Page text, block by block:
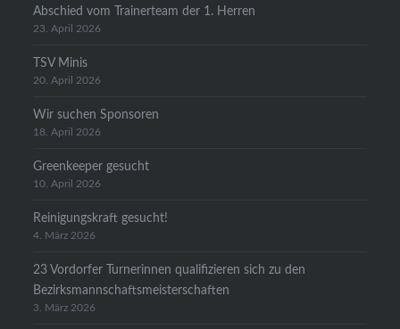
Abschied vom Trainerteam der 1. Herren
23. April 2026
TSV Minis
20. April 2026
Wir suchen Sponsoren
18. April 2026
Greenkeeper gesucht
10. April 2026
Reinigungskraft gesucht!
4. März 2026
23 Vordorfer Turnerinnen qualifizieren sich zu den
Bezirksmannschaftsmeisterschaften
3. März 2026